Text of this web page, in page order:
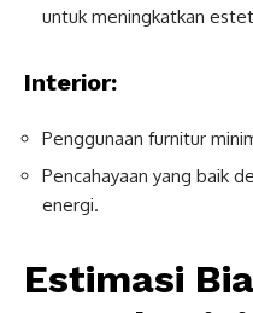
untuk meningkatkan
Interior:
Penggunaan furnitur
Pencahayaan yang baik
energi.
Estimasi